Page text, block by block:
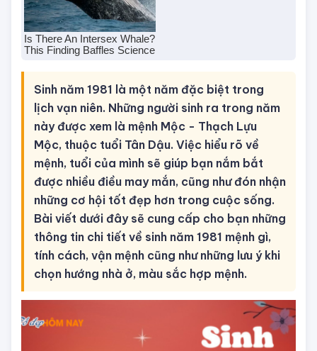
Sinh năm 1981 là một năm đặc biệt trong
lịch vạn niên. Những người sinh ra trong năm
này được xem là mệnh Mộc - Thạch Lựu
Mộc, thuộc tuổi Tân Dậu. Việc hiểu rõ về
mệnh, tuổi của mình sẽ giúp bạn nắm bắt
được nhiều điều may mắn, cũng như đón nhận
những cơ hội tốt đẹp hơn trong cuộc sống.
Bài viết dưới đây sẽ cung cấp cho bạn những
thông tin chi tiết về sinh năm 1981 mệnh gì,
tính cách, vận mệnh cũng như những lưu ý khi